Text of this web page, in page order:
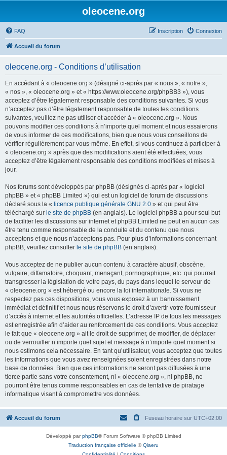
oleocene.org
FAQ Connexion
Inscription
Accueil du forum
oleocene.org - Conditions d’utilisation
En accédant à « oleocene.org » (désigné ci-après par « nous », « notre »,
« nos », « oleocene.org » et « https://www.oleocene.org/phpBB3 »), vous
acceptez d’être légalement responsable des conditions suivantes. Si vous
n’acceptez pas d’être légalement responsable de toutes les conditions
suivantes, veuillez ne pas utiliser et accéder à « oleocene.org ». Nous
pouvons modifier ces conditions à n’importe quel moment et nous essaierons
de vous informer de ces modifications, bien que nous vous conseillons de
vérifier régulièrement par vous-même. En effet, si vous continuez à participer à
« oleocene.org » après que des modifications aient été effectuées, vous
acceptez d’être légalement responsable des conditions modifiées et mises à
jour.
Nos forums sont développés par phpBB (désignés ci-après par « logiciel
phpBB » et « phpBB Limited ») qui est un logiciel de forum de discussions
déclaré sous la « licence publique générale GNU 2.0 » et qui peut être
téléchargé sur le site de phpBB (en anglais). Le logiciel phpBB a pour seul but
de faciliter les discussions sur internet et phpBB Limited ne peut en aucun cas
être tenu comme responsable de la conduite et du contenu que nous
acceptons et que nous n’acceptons pas. Pour plus d’informations concernant
phpBB, veuillez consulter le site de phpBB (en anglais).
Vous acceptez de ne publier aucun contenu à caractère abusif, obscène,
vulgaire, diffamatoire, choquant, menaçant, pornographique, etc. qui pourrait
transgresser la législation de votre pays, du pays dans lequel le serveur de
« oleocene.org » est hébergé ou encore la loi internationale. Si vous ne
respectez pas ces dispositions, vous vous exposez à un bannissement
immédiat et définitif et nous nous réservons le droit d’avertir votre fournisseur
d’accès à internet et les autorités officielles. L’adresse IP de tous les messages
est enregistrée afin d’aider au renforcement de ces conditions. Vous acceptez
le fait que « oleocene.org » ait le droit de supprimer, de modifier, de déplacer
ou de verrouiller n’importe quel sujet et message à n’importe quel moment si
nous estimons cela nécessaire. En tant qu’utilisateur, vous acceptez que toutes
les informations que vous avez renseignées soient enregistrées dans notre
base de données. Bien que ces informations ne seront pas diffusées à une
tierce partie sans votre consentement, ni « oleocene.org », ni phpBB, ne
pourront être tenus comme responsables en cas de tentative de piratage
informatique visant à compromettre vos données.
Accueil du forum Fuseau horaire sur UTC+02:00
Développé parphpBB® Forum Software © phpBB Limited
Traduction française officielle ©Qiaeru